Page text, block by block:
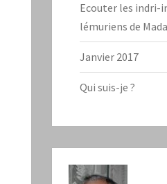
Ecouter les indri-
lémuriens de
Janvier 2017
Qui suis-je ?